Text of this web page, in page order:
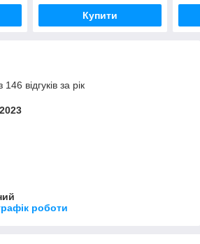
Купити
відгуків за рік
роботи